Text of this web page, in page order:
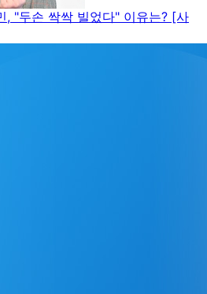
, "두손 싹싹 빌었다" 이유는? [사